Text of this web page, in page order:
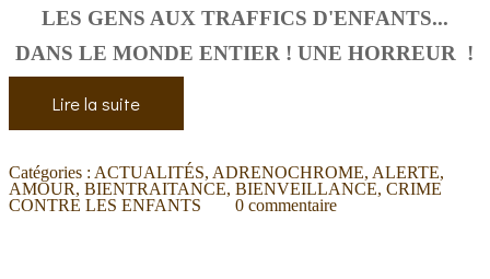
LES GENS AUX TRAFFICS D'ENFANTS...
DANS LE MONDE ENTIER ! UNE HORREUR !
Lire la suite
Catégories : ACTUALITÉS, ADRENOCHROME, ALERTE,
AMOUR,BIENTRAITANCE,BIENVEILLANCE,CRIME
CONTRE LES ENFANTS
0 commentaire